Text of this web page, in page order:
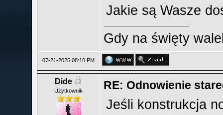
Jakie są Wasze
Gdy na święty
07-21-2025 08:10 PM
Dide
Użytkownik RE: Odnowienie
Jeśli konstrukcja